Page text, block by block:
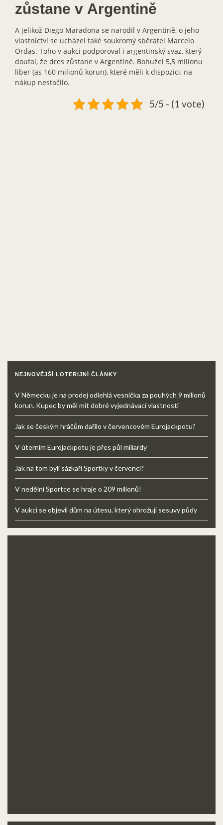
zůstane v Argentině
A jelikož Diego Maradona se narodil v Argentině, o jeho
vlastnictví se ucházel také soukromý sběratel Marcelo
Ordas. Toho v aukci podporoval i argentinský svaz, který
doufal, že dres zůstane v Argentině. Bohužel 5,5 milionu
liber (as 160 milionů korun), které měli k dispozici, na
nákup nestačilo.
5/5 - (1 vote)
NEJNOVĚJŠÍ LOTERIJNÍ ČLÁNKY
V Německu je na prodej odlehlá vesnička za pouhých 9 milionů
korun. Kupec by měl mít dobré vyjednávací vlastnosti
Jak se českým hráčům dařilo v červencovém Eurojackpotu?
V úterním Eurojackpotu je přes půl miliardy
Jak na tom byli sázkaři Sportky v červenci?
V nedělní Sportce se hraje o 209 milionů!
V aukci se objevil dům na útesu, který ohrožují sesuvy půdy